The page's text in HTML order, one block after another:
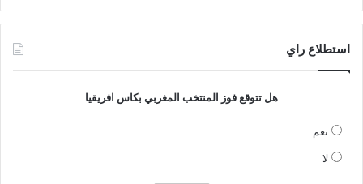
استطلاع راي
هل تتوقع فوز المنتخب المغربي بكاس افريقيا
نعم
لا